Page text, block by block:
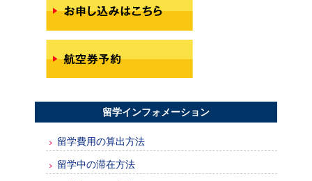
留学インフォメーション
留学費用の算出方法
留学中の滞在方法